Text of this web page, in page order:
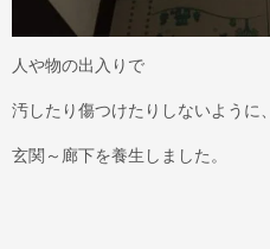
人や物の出入りで
汚したり傷つけたりしないように、
玄関～廊下を養生しました。